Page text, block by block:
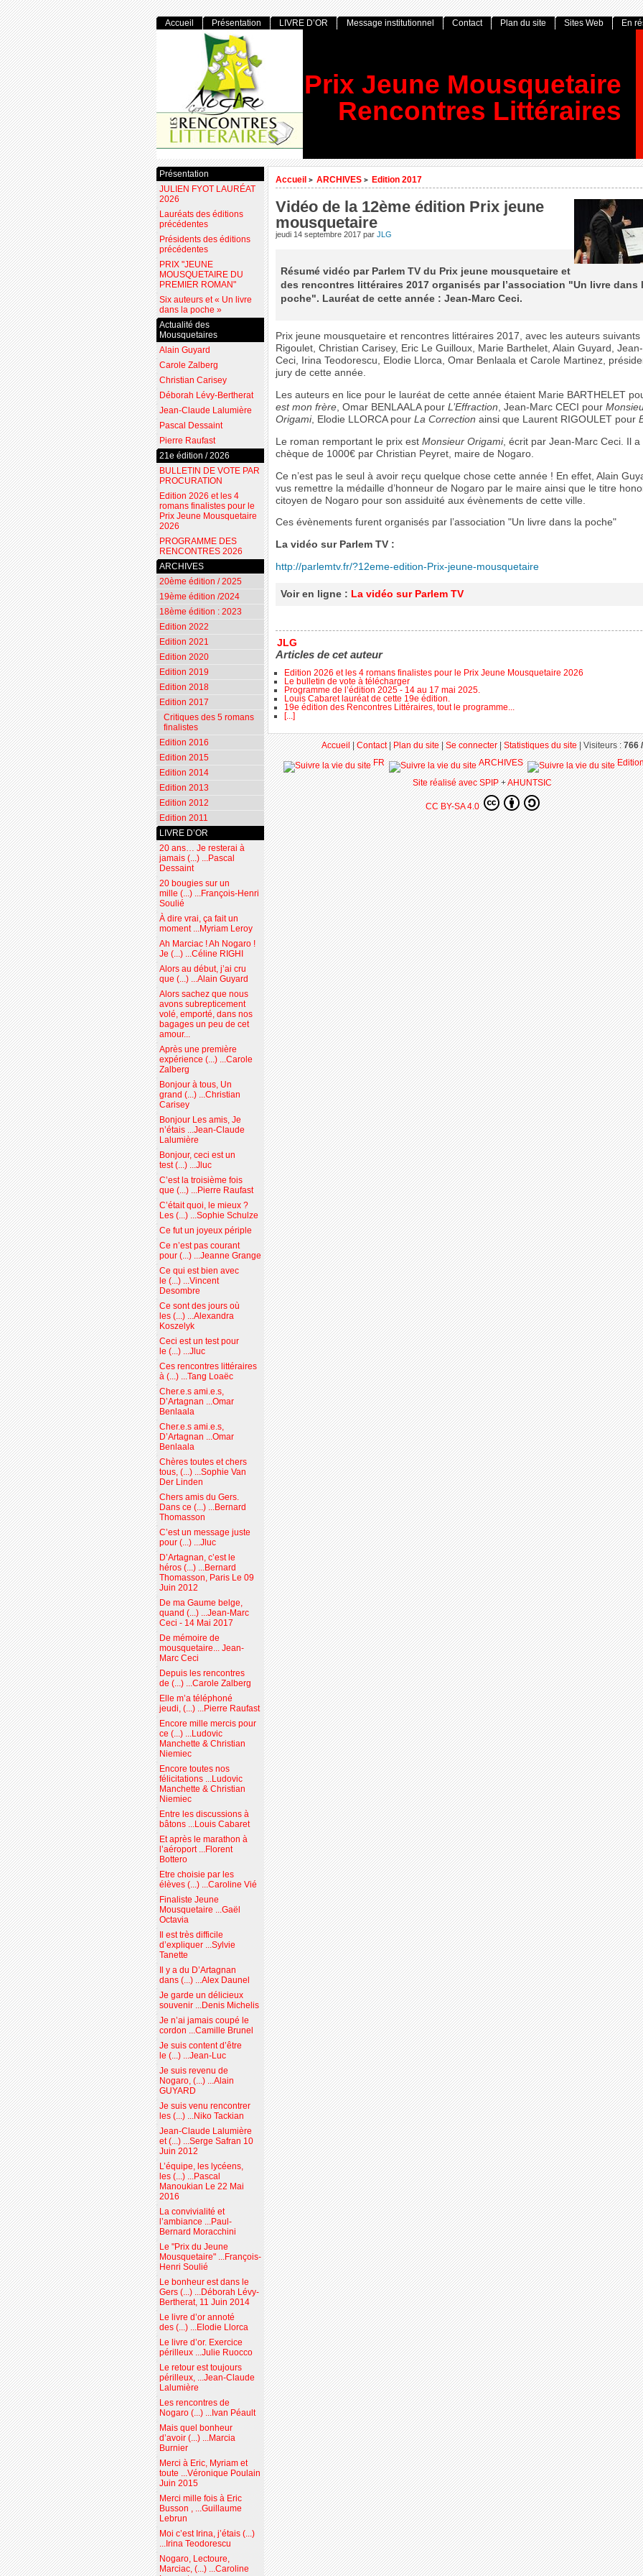
Prix Jeune Mousquetaire
Rencontres Littéraires
Accueil > ARCHIVES > Edition 2017
Vidéo de la 12ème édition Prix jeune
mousquetaire
jeudi 14 septembre 2017 par JLG
Résumé vidéo par Parlem TV du Prix jeune mousquetaire et
des rencontres littéraires 2017 organisés par l’association "Un livre dans
poche". Lauréat de cette année : Jean-Marc Ceci.
Prix jeune mousquetaire et rencontres littéraires 2017, avec les auteurs
Rigoulet, Christian Carisey, Eric Le Guilloux, Marie Barthelet, Alain Guyard,
Ceci, Irina Teodorescu, Elodie Llorca, Omar Benlaala et Carole Martinez,
jury de cette année.
Les auteurs en lice pour le lauréat de cette année étaient Marie BARTHELET
est mon frère, Omar BENLAALA pour L’Effraction, Jean-Marc CECI pour
Origami, Elodie LLORCA pour La Correction ainsi que Laurent RIGOULET pour
Le roman remportant le prix est Monsieur Origami, écrit par Jean-Marc Ceci. Il a
chèque de 1000€ par Christian Peyret, maire de Nogaro.
Ce n’est pas le seul à avoir reçu quelque chose cette année ! En effet, Alain
vus remettre la médaille d’honneur de Nogaro par le maire ainsi que le titre
citoyen de Nogaro pour son assiduité aux évènements de cette ville.
Ces évènements furent organisés par l’association "Un livre dans la poche"
La vidéo sur Parlem TV :
http://parlemtv.fr/?12eme-edition-Prix-jeune-mousquetaire
Voir en ligne : La vidéo sur Parlem TV
JLG
Articles de cet auteur
Edition 2026 et les 4 romans finalistes pour le Prix Jeune Mousquetaire 2026
Le bulletin de vote à télécharger
Programme de l’édition 2025 - 14 au 17 mai 2025.
Louis Cabaret lauréat de cette 19e édition.
19e édition des Rencontres Littéraires, tout le programme...
[...]
Accueil Présentation LIVRE D’OR Message institutionnel Contact Plan du site Sites Web En
Présentation
JULIEN FYOT LAURÉAT
2026
Lauréats des éditions
précédentes
Présidents des éditions
précédentes
PRIX "JEUNE
MOUSQUETAIRE DU
PREMIER ROMAN"
Six auteurs et « Un livre
dans la poche »
Actualité des
Mousquetaires
Alain Guyard
Carole Zalberg
Christian Carisey
Déborah Lévy-Bertherat
Jean-Claude Lalumière
Pascal Dessaint
Pierre Raufast
21e édition / 2026
BULLETIN DE VOTE PAR
PROCURATION
Edition 2026 et les 4
romans finalistes pour le
Prix Jeune Mousquetaire
2026
PROGRAMME DES
RENCONTRES 2026
ARCHIVES
20ème édition / 2025
19ème édition /2024
18ème édition : 2023
Edition 2022
Edition 2021
Edition 2020
Edition 2019
Edition 2018
Edition 2017
Critiques des 5 romans
finalistes
Edition 2016
Edition 2015
Edition 2014
Edition 2013
Edition 2012
Edition 2011
LIVRE D’OR
20 ans… Je resterai à
jamais (...) ...Pascal
Dessaint
20 bougies sur un
mille (...) ...François-Henri
Soulié
À dire vrai, ça fait un
moment ...Myriam Leroy
Ah Marciac ! Ah Nogaro !
Je (...) ...Céline RIGHI
Alors au début, j’ai cru
que (...) ...Alain Guyard
Alors sachez que nous
avons subrepticement
volé, emporté, dans nos
bagages un peu de cet
amour...
Après une première
expérience (...) ...Carole
Zalberg
Bonjour à tous, Un
grand (...) ...Christian
Carisey
Bonjour Les amis, Je
n’étais ...Jean-Claude
Lalumière
Bonjour, ceci est un
test (...) ...Jluc
C’est la troisième fois
que (...) ...Pierre Raufast
C’était quoi, le mieux ?
Les (...) ...Sophie Schulze
Ce fut un joyeux périple
Ce n’est pas courant
pour (...) ...Jeanne Grange
Ce qui est bien avec
le (...) ...Vincent
Desombre
Ce sont des jours où
les (...) ...Alexandra
Koszelyk
Ceci est un test pour
le (...) ...Jluc
Ces rencontres littéraires
à (...) ...Tang Loaëc
Cher.e.s ami.e.s,
D’Artagnan ...Omar
Benlaala
Cher.e.s ami.e.s,
D’Artagnan ...Omar
Benlaala
Chères toutes et chers
tous, (...) ...Sophie Van
Der Linden
Chers amis du Gers.
Dans ce (...) ...Bernard
Thomasson
C’est un message juste
pour (...) ...Jluc
D’Artagnan, c’est le
héros (...) ...Bernard
Thomasson, Paris Le 09
Juin 2012
De ma Gaume belge,
quand (...) ...Jean-Marc
Ceci - 14 Mai 2017
De mémoire de
mousquetaire... Jean-
Marc Ceci
Depuis les rencontres
de (...) ...Carole Zalberg
Elle m’a téléphoné
jeudi, (...) ...Pierre Raufast
Encore mille mercis pour
ce (...) ...Ludovic
Manchette & Christian
Niemiec
Encore toutes nos
félicitations ...Ludovic
Manchette & Christian
Niemiec
Entre les discussions à
bâtons ...Louis Cabaret
Et après le marathon à
l’aéroport ...Florent
Bottero
Etre choisie par les
élèves (...) ...Caroline Vié
Finaliste Jeune
Mousquetaire ...Gaël
Octavia
Il est très difficile
d’expliquer ...Sylvie
Tanette
Il y a du D’Artagnan
dans (...) ...Alex Daunel
Je garde un délicieux
souvenir ...Denis Michelis
Je n’ai jamais coupé le
cordon ...Camille Brunel
Je suis content d’être
le (...) ...Jean-Luc
Je suis revenu de
Nogaro, (...) ...Alain
GUYARD
Je suis venu rencontrer
les (...) ...Niko Tackian
Jean-Claude Lalumière
et (...) ...Serge Safran 10
Juin 2012
L’équipe, les lycéens,
les (...) ...Pascal
Manoukian Le 22 Mai
2016
La convivialité et
l’ambiance ...Paul-
Bernard Moracchini
Le "Prix du Jeune
Mousquetaire" ...François-
Henri Soulié
Le bonheur est dans le
Gers (...) ...Déborah Lévy-
Bertherat, 11 Juin 2014
Le livre d’or annoté
des (...) ...Elodie Llorca
Le livre d’or. Exercice
périlleux ...Julie Ruocco
Le retour est toujours
périlleux, ...Jean-Claude
Lalumière
Les rencontres de
Nogaro (...) ...Ivan Péault
Mais quel bonheur
d’avoir (...) ...Marcia
Burnier
Merci à Eric, Myriam et
toute ...Véronique Poulain
Juin 2015
Merci mille fois à Eric
Busson , ...Guillaume
Lebrun
Moi c’est Irina, j’étais (...)
...Irina Teodorescu
Nogaro, Lectoure,
Marciac, (...) ...Caroline
Accueil|Contact|Plan du site|Se connecter|Statistiques du site|Visiteurs :766 /
FR
ARCHIVES
Site réalisé avec SPIP+AHUNTSIC
CC BY-SA 4.0